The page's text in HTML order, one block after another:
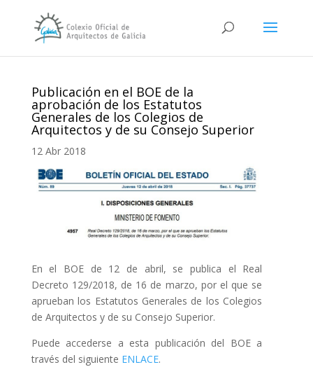
Publicación en el BOE de la
aprobación de los Estatutos
Generales de los Colegios de
Arquitectos y de su Consejo Superior
12 Abr 2018
En el BOE de 12 de abril, se publica el Real
Decreto 129/2018, de 16 de marzo, por el que se
aprueban los Estatutos Generales de los Colegios
de Arquitectos y de su Consejo Superior.
Puede accederse a esta publicación del BOE a
través del siguiente ENLACE.